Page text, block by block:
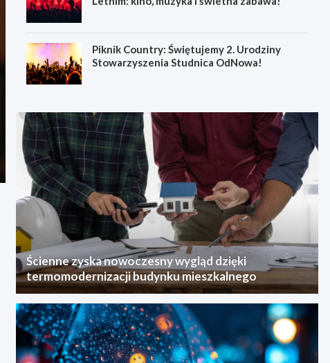
Piknik Country: Świętujemy 2. Urodziny
Stowarzyszenia Studnica OdNowa!
Ścienne zyska nowoczesny wygląd dzięki
termomodernizacji budynku mieszkalnego